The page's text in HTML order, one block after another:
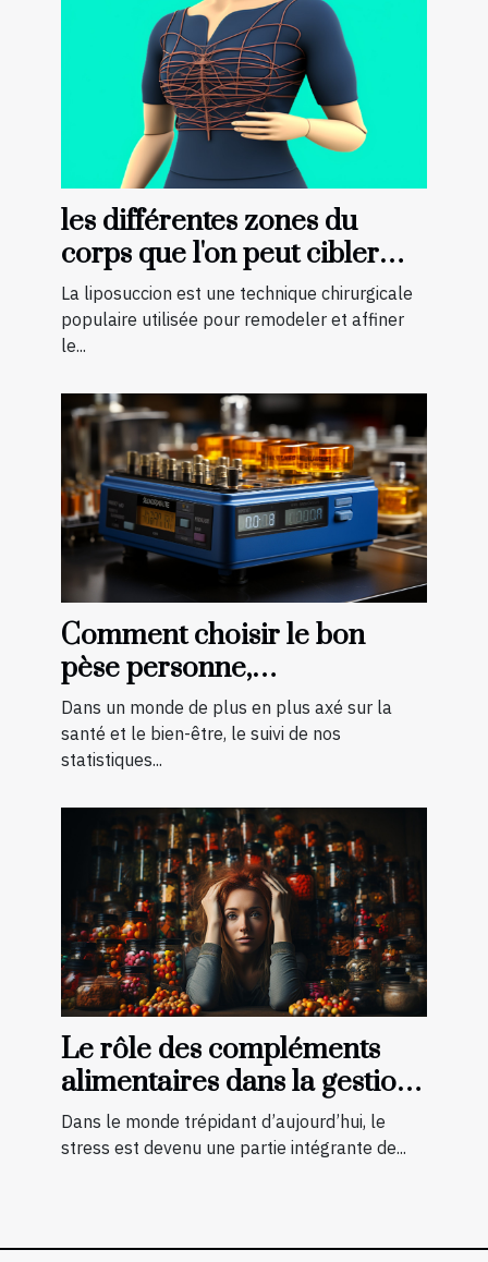
les différentes zones du
corps que l'on peut cibler
avec la liposuccion en
Tunisie
La liposuccion est une technique chirurgicale
populaire utilisée pour remodeler et affiner
le...
Comment choisir le bon
pèse personne,
impédancemètre et balance
pour vos besoins
Dans un monde de plus en plus axé sur la
santé et le bien-être, le suivi de nos
statistiques...
Le rôle des compléments
alimentaires dans la gestion
du stress
Dans le monde trépidant d’aujourd’hui, le
stress est devenu une partie intégrante de...